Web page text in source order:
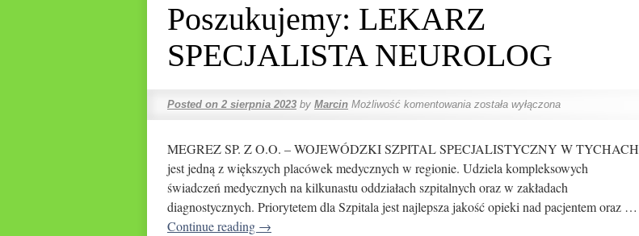
Poszukujemy: LEKARZ
SPECJALISTA NEUROLOG
Posted on 2 sierpnia 2023 by Marcin Możliwość komentowania została wyłączona
MEGREZ SP. Z O.O. – WOJEWÓDZKI SZPITAL SPECJALISTYCZNY W TYCHACH
jest jedną z większych placówek medycznych w regionie. Udziela kompleksowych
świadczeń medycznych na kilkunastu oddziałach szpitalnych oraz w zakładach
diagnostycznych. Priorytetem dla Szpitala jest najlepsza jakość opieki nad pacjentem oraz …
Continue reading →